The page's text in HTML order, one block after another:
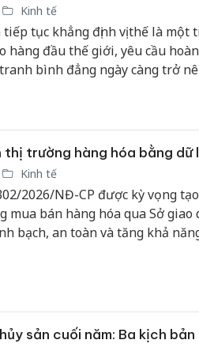
Kinh tế
tục khẳng định vị thế là một
hàng đầu thế giới, yêu cầu
bình đẳng ngày càng trở
khẩu, trong khi doanh nghiệp
rào cản để tham gia thị
thị trường hàng hóa bằng dữ
Kinh tế
2026/NĐ-CP được kỳ vọng
mua bán hàng hóa qua Sở giao
bạch, an toàn và tăng khả
sản cuối năm: Ba kịch